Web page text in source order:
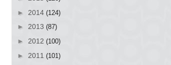
► 2014 (124)
► 2013 (87)
► 2012 (100)
► 2011 (101)